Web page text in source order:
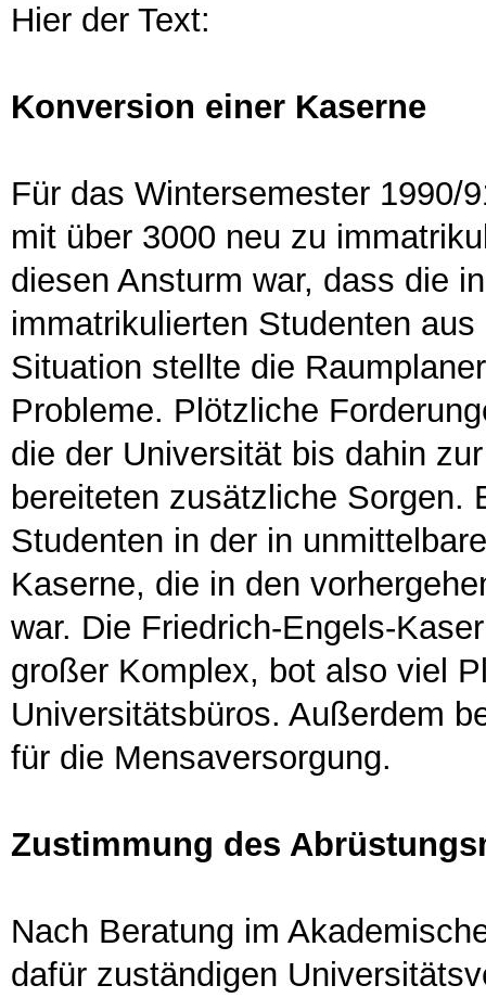
Hier der Text:
Konversion einer Kaserne
Für das Wintersemester 1990/
mit über 3000 neu zu
diesen Ansturm war, dass die
immatrikulierten Studenten
Situation stellte die
Probleme. Plötzliche
die der Universität bis dahin
bereiteten zusätzliche Sorgen.
Studenten in der in
Kaserne, die in den
war. Die Friedrich-Engels-
großer Komplex, bot also viel
Universitätsbüros. Außerdem
für die Mensaversorgung.
Zustimmung des
Nach Beratung im
dafür zuständigen